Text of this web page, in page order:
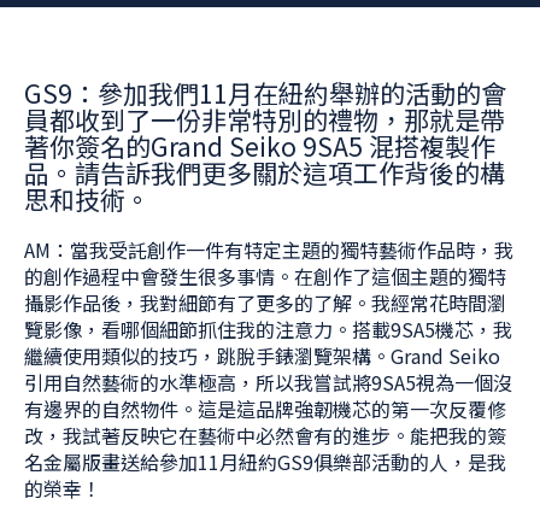
GS9：參加我們11月在紐約舉辦的活動的會
員都收到了一份非常特別的禮物，那就是帶
著你簽名的Grand Seiko 9SA5 混搭複製作
品。請告訴我們更多關於這項工作背後的構
思和技術。
AM：當我受託創作一件有特定主題的獨特藝術作品時，我
的創作過程中會發生很多事情。在創作了這個主題的獨特
攝影作品後，我對細節有了更多的了解。我經常花時間瀏
覽影像，看哪個細節抓住我的注意力。搭載9SA5機芯，我
繼續使用類似的技巧，跳脫手錶瀏覽架構。Grand Seiko
引用自然藝術的水準極高，所以我嘗試將9SA5視為一個沒
有邊界的自然物件。這是這品牌強韌機芯的第一次反覆修
改，我試著反映它在藝術中必然會有的進步。能把我的簽
名金屬版畫送給參加11月紐約GS9俱樂部活動的人，是我
的榮幸！